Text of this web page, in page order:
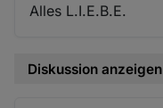
Alles L.I.E.B.E.
Diskussion anzeigen